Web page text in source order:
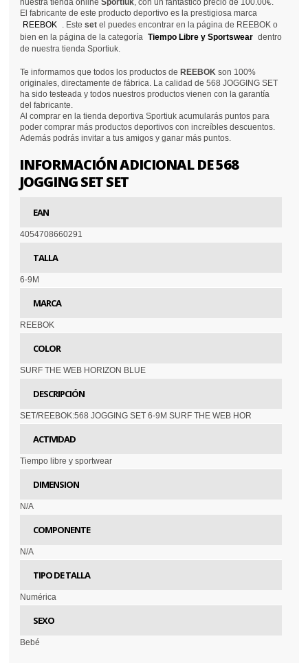
nuestra tienda onlineSportiuk, con un fantástico precio de 100.00€.
El fabricante de este producto deportivo es la prestigiosa marca
REEBOK . Esteset el puedes encontrar en la página de REEBOK o
bien en la página de la categoría Tiempo Libre y Sportswear dentro
de nuestra tienda Sportiuk.
Te informamos que todos los productos de REEBOK son 100%
originales, directamente de fábrica. La calidad de 568 JOGGING SET
ha sido testeada y todos nuestros productos vienen con la garantía
del fabricante.
Al comprar en la tienda deportiva Sportiuk acumularás puntos para
poder comprar más productos deportivos con increíbles descuentos.
Además podrás invitar a tus amigos y ganar más puntos.
INFORMACIÓN ADICIONAL DE 568
JOGGING SET SET
EAN
4054708660291
TALLA
6-9M
MARCA
REEBOK
COLOR
SURF THE WEB HORIZON BLUE
DESCRIPCIÓN
SET/REEBOK:568 JOGGING SET 6-9M SURF THE WEB HOR
ACTIVIDAD
Tiempo libre y sportwear
DIMENSION
N/A
COMPONENTE
N/A
TIPO DE TALLA
Numérica
SEXO
Bebé